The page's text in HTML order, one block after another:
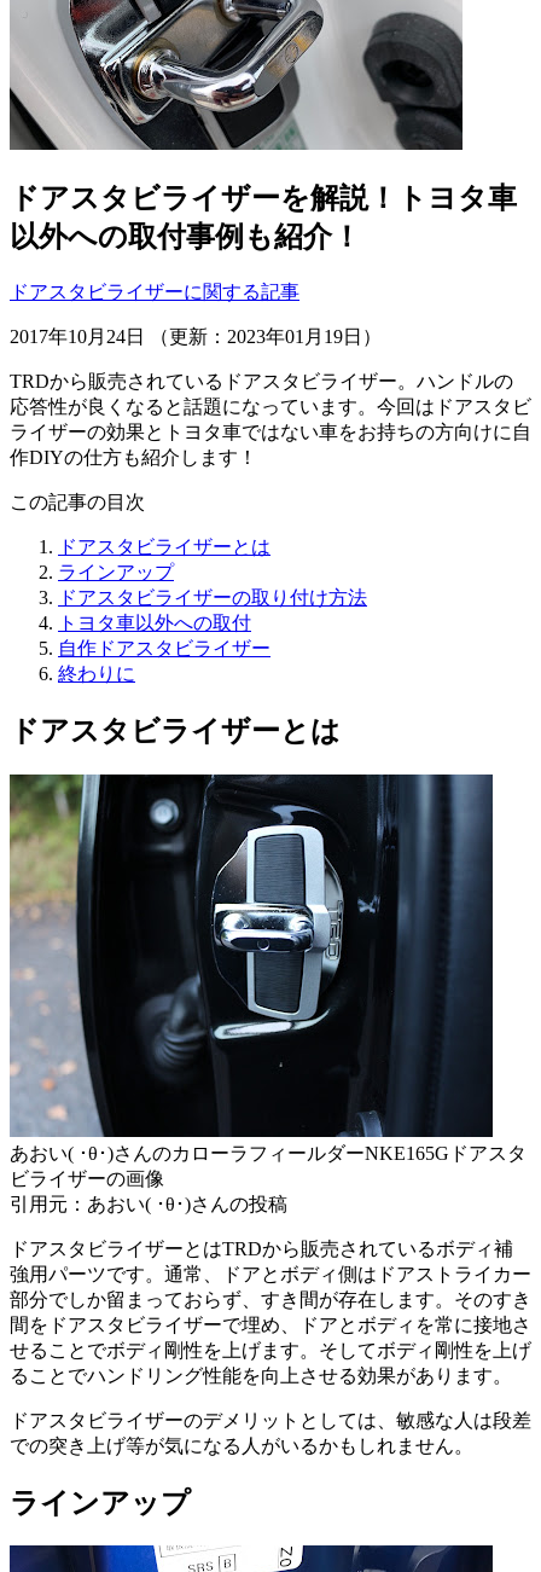
ドアスタビライザーを解説！トヨタ車
以外への取付事例も紹介！
ドアスタビライザーに関する記事
2017年10月24日 （更新：2023年01月19日）
TRDから販売されているドアスタビライザー。ハンドルの
応答性が良くなると話題になっています。今回はドアスタビ
ライザーの効果とトヨタ車ではない車をお持ちの方向けに自
作DIYの仕方も紹介します！
この記事の目次
ドアスタビライザーとは
ラインアップ
ドアスタビライザーの取り付け方法
トヨタ車以外への取付
自作ドアスタビライザー
終わりに
ドアスタビライザーとは
あおい( ･θ･)さんのカローラフィールダーNKE165Gドアスタ
ビライザーの画像
引用元：あおい( ･θ･)さんの投稿
ドアスタビライザーとはTRDから販売されているボディ補
強用パーツです。通常、ドアとボディ側はドアストライカー
部分でしか留まっておらず、すき間が存在します。そのすき
間をドアスタビライザーで埋め、ドアとボディを常に接地さ
せることでボディ剛性を上げます。そしてボディ剛性を上げ
ることでハンドリング性能を向上させる効果があります。
ドアスタビライザーのデメリットとしては、敏感な人は段差
での突き上げ等が気になる人がいるかもしれません。
ラインアップ